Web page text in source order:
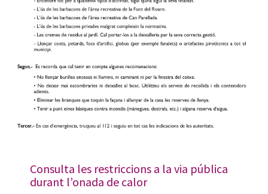
Consulta les restriccions a la via pública
durant l’onada de calor